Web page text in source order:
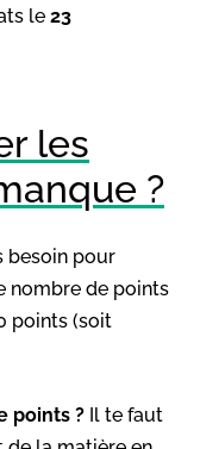
le 23
les
?
besoin pour
nombre de points
points (soit
points ? Il te faut